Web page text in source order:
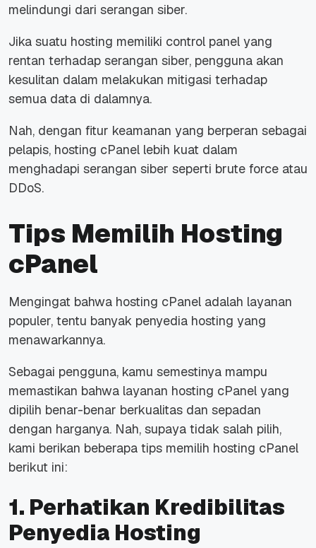
melindungi dari serangan siber.
Jika suatu hosting memiliki control panel yang
rentan terhadap serangan siber, pengguna akan
kesulitan dalam melakukan mitigasi terhadap
semua data di dalamnya.
Nah, dengan fitur keamanan yang berperan sebagai
pelapis, hosting cPanel lebih kuat dalam
menghadapi serangan siber seperti brute force atau
DDoS.
Tips Memilih Hosting
cPanel
Mengingat bahwa hosting cPanel adalah layanan
populer, tentu banyak penyedia hosting yang
menawarkannya.
Sebagai pengguna, kamu semestinya mampu
memastikan bahwa layanan hosting cPanel yang
dipilih benar-benar berkualitas dan sepadan
dengan harganya. Nah, supaya tidak salah pilih,
kami berikan beberapa tips memilih hosting cPanel
berikut ini:
1. Perhatikan Kredibilitas
Penyedia Hosting